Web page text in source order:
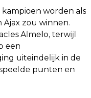
worden als
zou winnen.
Almelo, terwijl
een
uiteindelijk in de
punten en